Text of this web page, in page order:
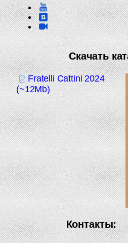
Скачать
Fratelli Cattini 2024
(~12Mb)
Контакты: